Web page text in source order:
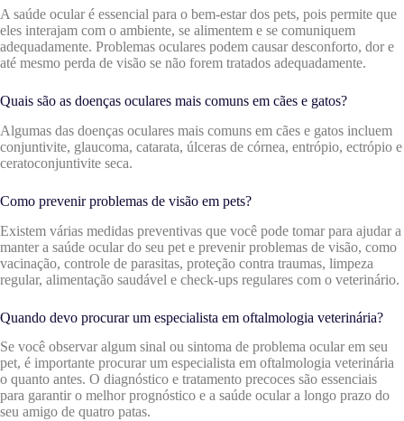
A saúde ocular é essencial para o bem-estar dos pets, pois permite que
eles interajam com o ambiente, se alimentem e se comuniquem
adequadamente. Problemas oculares podem causar desconforto, dor e
até mesmo perda de visão se não forem tratados adequadamente.
Quais são as doenças oculares mais comuns em cães e gatos?
Algumas das doenças oculares mais comuns em cães e gatos incluem
conjuntivite, glaucoma, catarata, úlceras de córnea, entrópio, ectrópio e
ceratoconjuntivite seca.
Como prevenir problemas de visão em pets?
Existem várias medidas preventivas que você pode tomar para ajudar a
manter a saúde ocular do seu pet e prevenir problemas de visão, como
vacinação, controle de parasitas, proteção contra traumas, limpeza
regular, alimentação saudável e check-ups regulares com o veterinário.
Quando devo procurar um especialista em oftalmologia veterinária?
Se você observar algum sinal ou sintoma de problema ocular em seu
pet, é importante procurar um especialista em oftalmologia veterinária
o quanto antes. O diagnóstico e tratamento precoces são essenciais
para garantir o melhor prognóstico e a saúde ocular a longo prazo do
seu amigo de quatro patas.